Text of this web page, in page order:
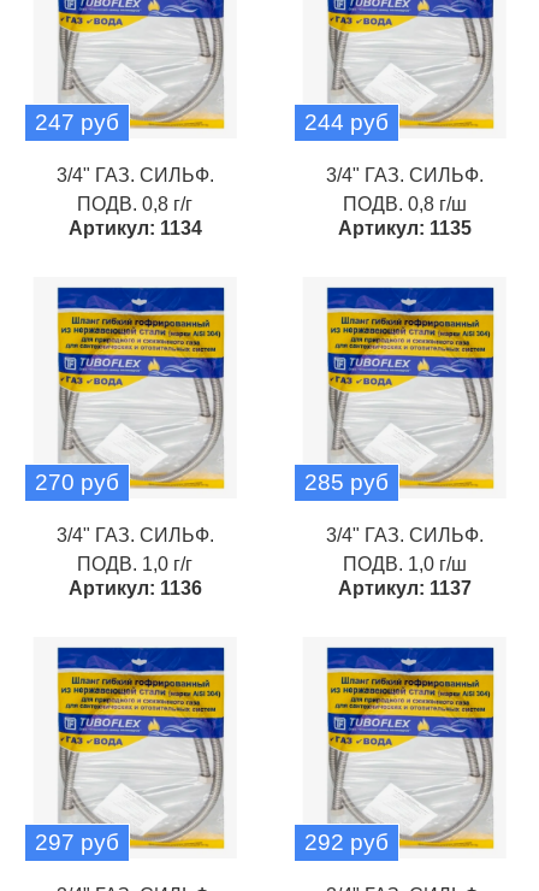
247 руб
3/4" ГАЗ. СИЛЬФ.
ПОДВ. 0,8 г/г
Артикул: 1134
244 руб
3/4" ГАЗ. СИЛЬФ.
ПОДВ. 0,8 г/ш
Артикул: 1135
270 руб
3/4" ГАЗ. СИЛЬФ.
ПОДВ. 1,0 г/г
Артикул: 1136
285 руб
3/4" ГАЗ. СИЛЬФ.
ПОДВ. 1,0 г/ш
Артикул: 1137
297 руб 292 руб